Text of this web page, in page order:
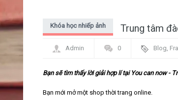
Trung tâm
Khóa học nhiếp ảnh
Admin 0 Blog,
Bạn sẽ tìm thấy lời giải hợp lí tại You can now -
Bạn mới mở một shop thời trang online.